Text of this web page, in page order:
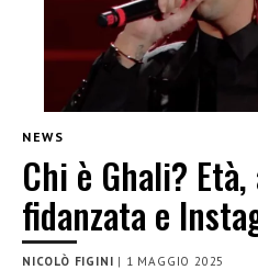
NEWS
Chi è Ghali?
fidanzata e
NICOLÒ FIGINI | 1 MAGGIO 2025